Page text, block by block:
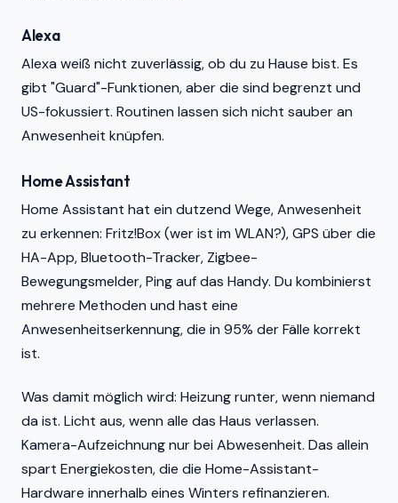
Alexa
Alexa weiß nicht zuverlässig, ob du zu Hause bist. Es
gibt "Guard"-Funktionen, aber die sind begrenzt und
US-fokussiert. Routinen lassen sich nicht sauber an
Anwesenheit knüpfen.
Home Assistant
Home Assistant hat ein dutzend Wege, Anwesenheit
zu erkennen: Fritz!Box (wer ist im WLAN?), GPS über die
HA-App, Bluetooth-Tracker, Zigbee-
Bewegungsmelder, Ping auf das Handy. Du kombinierst
mehrere Methoden und hast eine
Anwesenheitserkennung, die in 95% der Fälle korrekt
ist.
Was damit möglich wird: Heizung runter, wenn niemand
da ist. Licht aus, wenn alle das Haus verlassen.
Kamera-Aufzeichnung nur bei Abwesenheit. Das allein
spart Energiekosten, die die Home-Assistant-
Hardware innerhalb eines Winters refinanzieren.